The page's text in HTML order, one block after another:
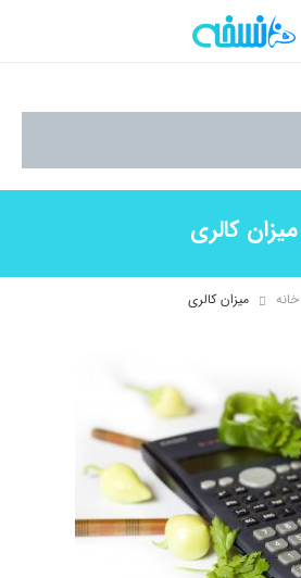
میزان کالری
خانه میزان کالری